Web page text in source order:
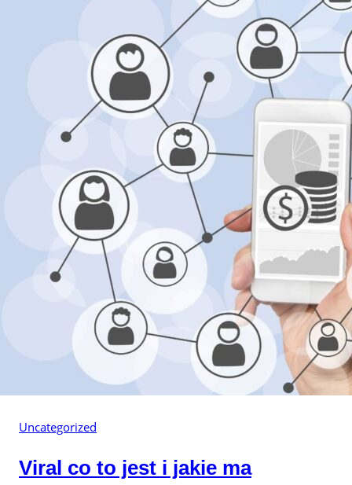
Uncategorized
Viral co to jest i jakie ma